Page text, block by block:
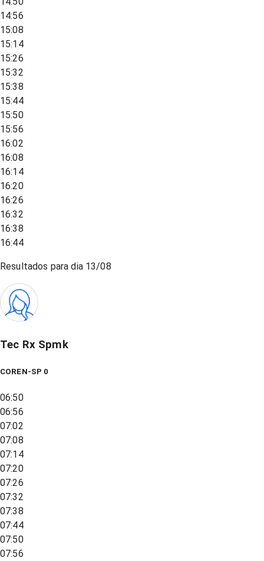
14:56
15:08
15:14
15:26
15:32
15:38
15:44
15:50
15:56
16:02
16:08
16:14
16:20
16:26
16:32
16:38
16:44
Resultados para dia 13/08
Tec Rx Spmk
COREN-SP 0
06:50
06:56
07:02
07:08
07:14
07:20
07:26
07:32
07:38
07:44
07:50
07:56